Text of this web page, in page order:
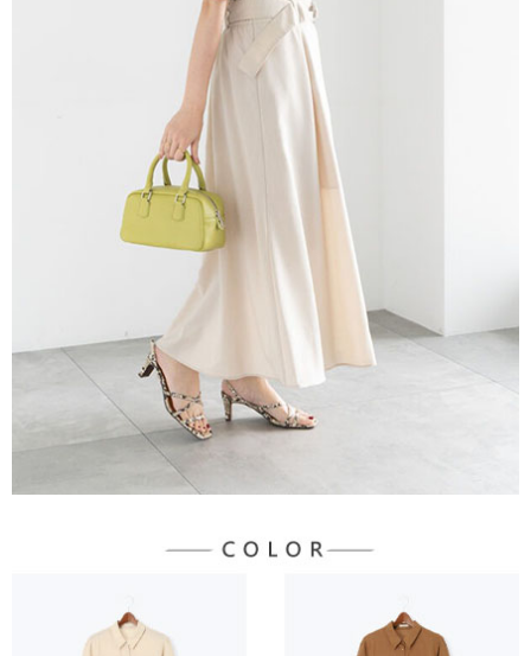
1.本服務係由「台灣大哥大股份有限公司」（以下簡稱本公司）所提供，讓
用戶於交易時，得透過本服務購買商品或服務，並由商店將買賣／分期付款
買賣價金債權讓與本公司後，依約使用本公司帳單繳交帳款。
2.基於同意付款使用「大哥付你分期」之契約關係目的，商店將以您的個人
資料（包含姓名、電話或地址）提供予台灣大哥大進項蒐集、處理及利用，
由本公司與您本人進行分期帳單所需資料之確認、核對及更正。
3.完整用戶服務條款，請詳閱以下連結： https://oppay.tw/userRule
ATM／網路銀行／等多元方式進行付款，方視為交易完成。
※ 請注意：結帳手續完成當下不需立刻繳費，但若您需要取消訂單，請聯絡
購買商品的店家。未經商家同意取消之訂單仍視為有效，需透過AFTEE先享
※ 交易是否成功請以「AFTEE先享後付 」之結帳頁面顯示為準，若有關於
是否繳費成功／繳費後需取消欲退款等相關疑問，請聯繫「AFTEE先享後付
https://netprotections.freshdesk.com/support/home
１．透過由恩沛科技股份有限公司提供之「AFTEE先享後付」服務完成之交
易，需依本服務之必要範圍內提供個人資料，並將交易相關給付款項請求債
權轉讓予恩沛科技股份有限公司。
２．關於個人資料處理事宜，請瀏覽以下網址：
https://aftee.tw/terms/#terms3
３．未成年的使用者請事先徵得法定代理人或監護人之同意方可使用
「AFTEE先享後付」，若未經同意申辦者引起之損失，本公司不負相關責
任。
４．使用「AFTEE先享後付」時，將依據個別帳號之用戶狀況，依本公司即
時審查核予不同之上限額度；若仍有額度不足之情形，本公司將視審查結果
請求用戶進行身份認證。
５．嚴禁一人註冊多個帳號或使用他人資訊註冊。若發現惡意使用之情形，
恩沛科技股份有限公司將有權停止該用戶之使用額度並採取法律行動。
每筆NT$60，滿NT$1,500(含以上)免運費
每筆NT$60，滿NT$1,500(含以上)免運費
每筆NT$60，滿NT$1,500(含以上)免運費
每筆NT$60，滿NT$1,500(含以上)免運費
每筆NT$90，滿NT$1,500(含以上)免運費